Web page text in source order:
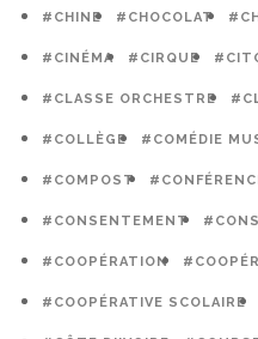
#CHINE #CHOCOLAT
#CINÉMA #CIRQUE
#CLASSE ORCHESTRE
#COLLÈGE #COMÉDIE
#COMPOST
#CONSENTEMENT
#COOPÉRATION
#COOPÉRATIVE SCOLAIRE